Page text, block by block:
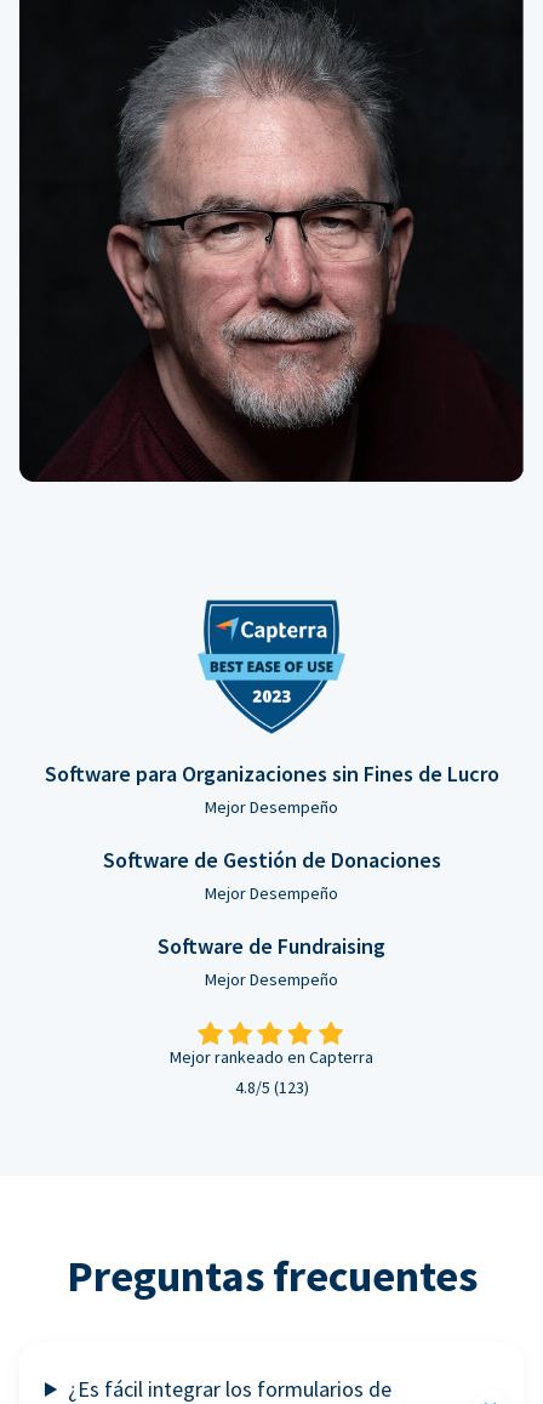
Software para Organizaciones sin Fines de Lucro
Mejor Desempeño
Software de Gestión de Donaciones
Mejor Desempeño
Software de Fundraising
Mejor Desempeño
Mejor rankeado en Capterra
4.8/5 (123)
Preguntas frecuentes
¿Es fácil integrar los formularios de